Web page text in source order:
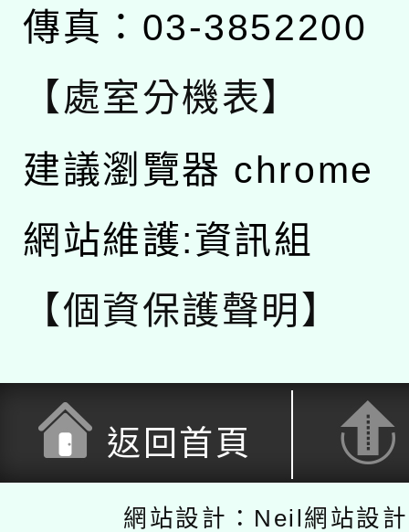
傳真：03-3852200
【處室分機表】
建議瀏覽器 chrome
網站維護:資訊組
【個資保護聲明】
返回首頁
網站設計：Neil網站設